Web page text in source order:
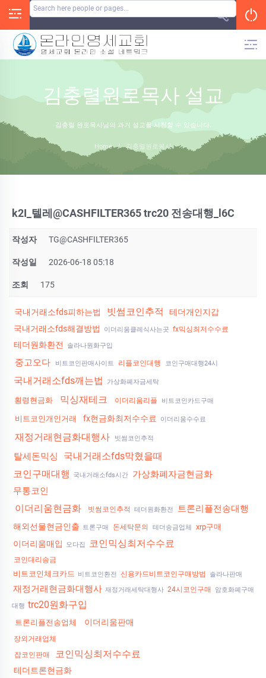
김충렬원로목사 설교
김충렬 원로목사님의 과거 설교를 시청할 수 있습니다.
Home / 김충렬원로목사
k2I_텔레@CASHFILTER365 trc20 전송대행_l6C
작성자 TG@CASHFILTER365
작성일 2026-06-18 05:18
조회 175
국내거래소fds피하는법 빗썸코인추적
테더개인지갑
국내거래소fds해결방법
이더리움클레식사는곳 fx믹싱최저수수료
테더원화환전 솔라나원화구입
중고오다 비트코인판매사이트 리플코인대행 코인구매대행24시
국내거래소fds깨는법 가상화폐자금세탁
횡령현금화 믹싱재테크 이더리움리플 비트코인카드구매
비트코인개인거래 fx현금화최저수수료 이더리움수수료
재정거래현금화대행사 빗썸코인추적
탈세돈믹싱
국내거래소fds막혔을때
코인구매대행
국내거래소fds시간
가상화폐자금현금화
무통코인
이더리움현금화 빗썸코인추적 테더원화환전 트론리플전송대행
해외선물현금인출 트론구매 돈세탁문의 테더송금업체 xrp구매
이더리움매입 오다집 코인믹싱최저수수료
코인대리송금
비트코인체크카드 비트코인환전 신용카드비트코인구매방법 솔라나판매
재정거래현금화대행사 재정거래세탁대행사 24시코인구매 암호화폐구매
대행 trc20원화구입
트론리플전송업체 이더리움판매
장외거래업체
잡코인판매
코인믹싱최저수수료
테더트론현금화